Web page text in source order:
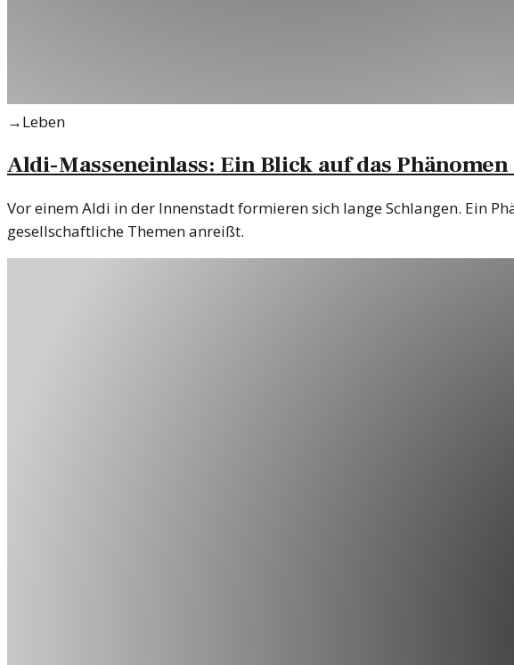
→Leben
Aldi-Masseneinlass: Ein Blick auf das
Vor einem Aldi in der Innenstadt formieren sich lange Schlangen. Ein
gesellschaftliche Themen anreißt.